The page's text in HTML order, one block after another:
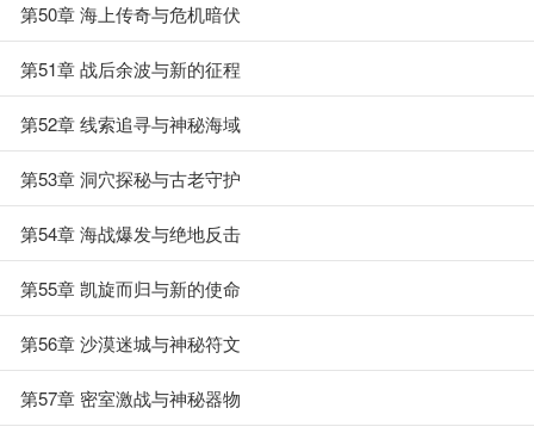
第50章 海上传奇与危机暗伏
第51章 战后余波与新的征程
第52章 线索追寻与神秘海域
第53章 洞穴探秘与古老守护
第54章 海战爆发与绝地反击
第55章 凯旋而归与新的使命
第56章 沙漠迷城与神秘符文
第57章 密室激战与神秘器物